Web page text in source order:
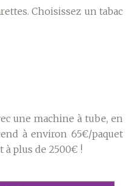
Choisissez un tabac
une machine à tube, en
à environ 65€/paquet
à plus de 2500€ !